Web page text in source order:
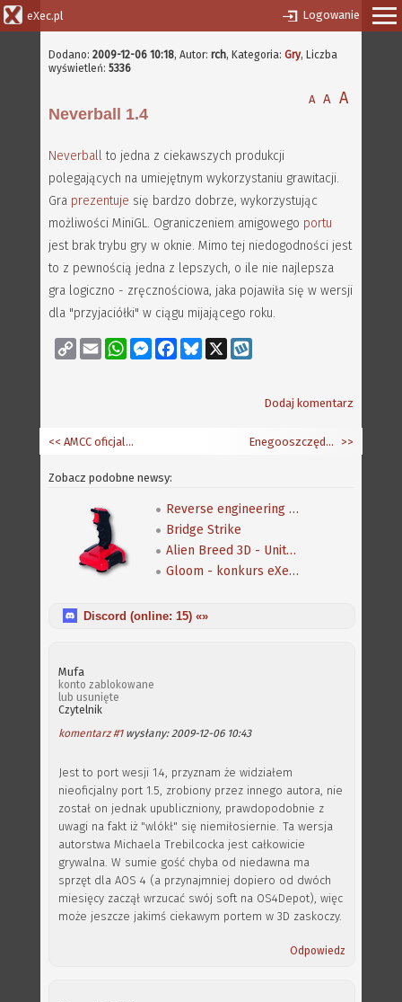
eXec.pl Logowanie
Dodano: 2009-12-06 10:18, Autor: rch, Kategoria: Gry, Liczba
wyświetleń: 5336
A A A
Neverball 1.4
Neverball to jedna z ciekawszych produkcji
polegających na umiejętnym wykorzystaniu grawitacji.
Gra prezentuje się bardzo dobrze, wykorzystując
możliwości MiniGL. Ograniczeniem amigowego portu
jest brak trybu gry w oknie. Mimo tej niedogodności jest
to z pewnością jedna z lepszych, o ile nie najlepsza
gra logiczno - zręcznościowa, jaka pojawiła się w wersji
dla "przyjaciółki" w ciągu mijającego roku.
Copy
Link
Email WhatsAppMessenger
FacebookBluesky
Dodaj komentarz
Enegooszczędne wersje procesorów PPC400 >>
<< AMCC oficjalnie zmienia nazwę
Zobacz podobne newsy:
Reverse engineering klasycznej gry Speedball 2
Bridge Strike
Alien Breed 3D - Unity Re-Edited
Gloom - konkurs eXeca na nową mapę
Discord (online: 15) «»
Mufa
konto zablokowane
lub usunięte
Czytelnik
komentarz #1wysłany: 2009-12-06 10:43
Jest to port wesji 1.4, przyznam że widziałem
nieoficjalny port 1.5, zrobiony przez innego autora, nie
został on jednak upubliczniony, prawdopodobnie z
uwagi na fakt iż "wlókł" się niemiłosiernie. Ta wersja
autorstwa Michaela Trebilcocka jest całkowicie
grywalna. W sumie gość chyba od niedawna ma
sprzęt dla AOS 4 (a przynajmniej dopiero od dwóch
miesięcy zaczął wrzucać swój soft na OS4Depot), więc
może jeszcze jakimś ciekawym portem w 3D zaskoczy.
Odpowiedz